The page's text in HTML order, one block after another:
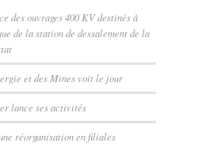
des ouvrages 400 KV destinés à
de la station de dessalement de la
et des Mines voit le jour
lance ses activités
réorganisation en filiales